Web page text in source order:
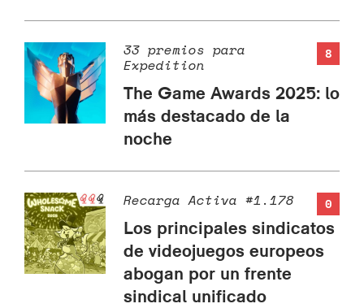
8
33 premios para
Expedition
The Game Awards 2025: lo
más destacado de la
noche
0
Recarga Activa #1.178
Los principales sindicatos
de videojuegos europeos
abogan por un frente
sindical unificado